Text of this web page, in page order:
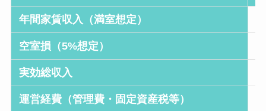
年間家賃収入（満室想定）
空室損（5%想定）
実効総収入
運営経費（管理費・固定資産税等）